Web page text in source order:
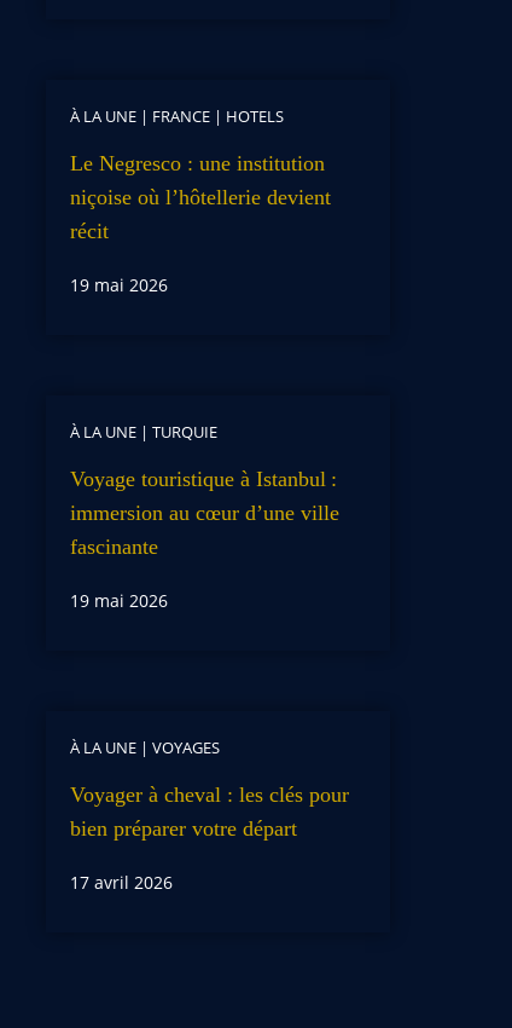
À LA UNE| FRANCE| HOTELS
Le Negresco : une institution
niçoise où l’hôtellerie devient
récit
19 mai 2026
À LA UNE| TURQUIE
Voyage touristique à Istanbul :
immersion au cœur d’une ville
fascinante
19 mai 2026
À LA UNE| VOYAGES
Voyager à cheval : les clés pour
bien préparer votre départ
17 avril 2026